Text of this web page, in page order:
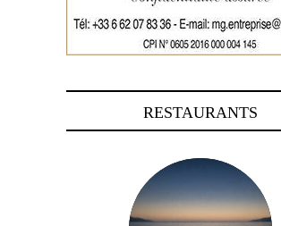
RESTAURANTS